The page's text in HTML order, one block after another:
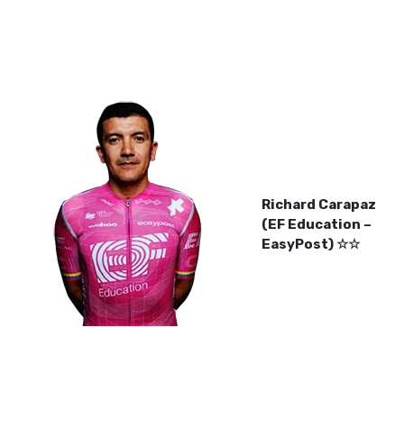
Richard Carapaz
(EF Education –
EasyPost) ☆☆